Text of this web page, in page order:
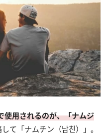
使用されるのが、「ナムジ
て「ナムチン（남친）」。